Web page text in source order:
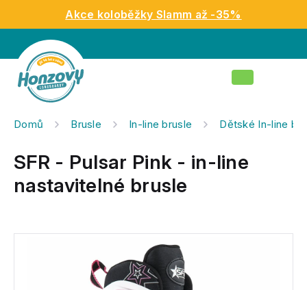
obsah
Akce koloběžky Slamm až -35%
Nákupní
Domů Brusle In-line brusle Dětské In-line
SFR - Pulsar Pink - in-line
nastavitelné brusle